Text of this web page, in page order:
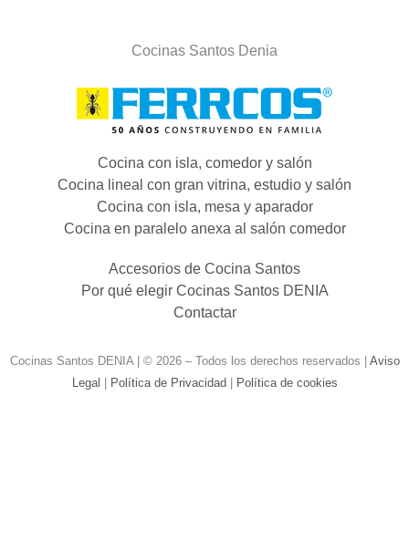
Cocinas Santos Denia
Cocina con isla, comedor y salón
Cocina lineal con gran vitrina, estudio y salón
Cocina con isla, mesa y aparador
Cocina en paralelo anexa al salón comedor
Accesorios de Cocina Santos
Por qué elegir Cocinas Santos DENIA
Contactar
Cocinas Santos DENIA | © 2026 – Todos los derechos reservados | Aviso
Legal
Política de Privacidad Política de cookies